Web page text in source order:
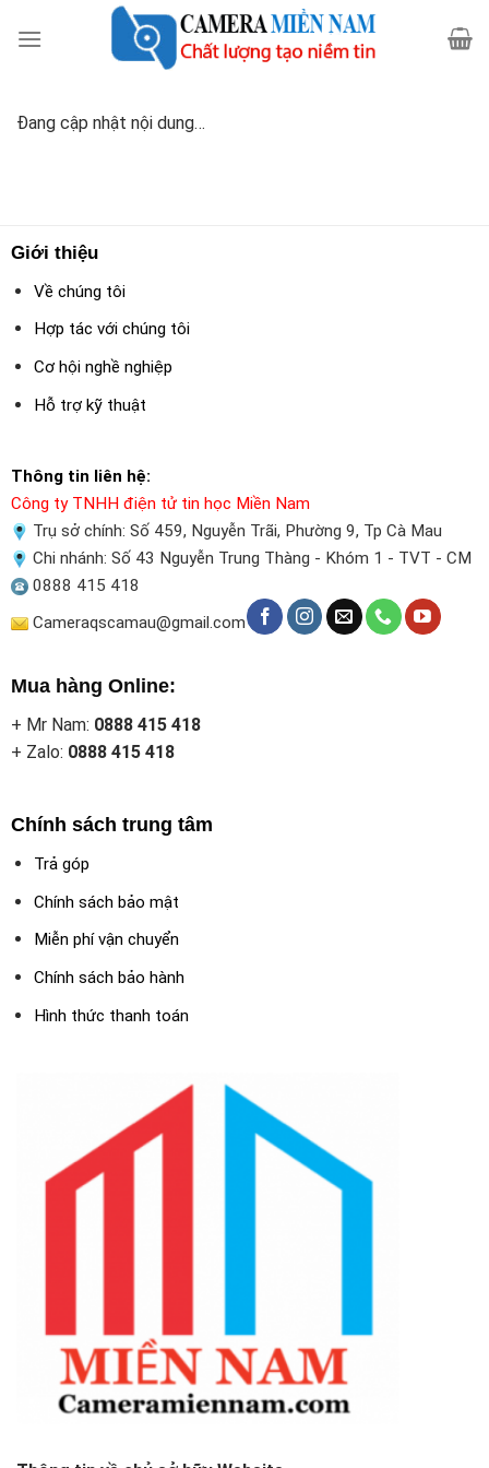
Đang cập nhật nội dung…
Giới thiệu
Về chúng tôi
Hợp tác với chúng tôi
Cơ hội nghề nghiệp
Hỗ trợ kỹ thuật
Thông tin liên hệ:
Công ty TNHH điện tử tin học Miền Nam
Trụ sở chính: Số 459, Nguyễn Trãi, Phường 9, Tp Cà Mau
Chi nhánh: Số 43 Nguyễn Trung Thàng - Khóm 1 - TVT - CM
0888 415 418
Cameraqscamau@gmail.com
Mua hàng Online:
+ Mr Nam: 0888 415 418
+ Zalo: 0888 415 418
Chính sách trung tâm
Trả góp
Chính sách bảo mật
Miễn phí vận chuyển
Chính sách bảo hành
Hình thức thanh toán